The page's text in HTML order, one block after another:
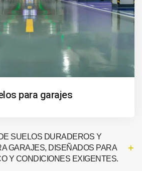
para garajes
SUELOS DURADEROS Y
GARAJES, DISEÑADOS PARA
Y CONDICIONES EXIGENTES.